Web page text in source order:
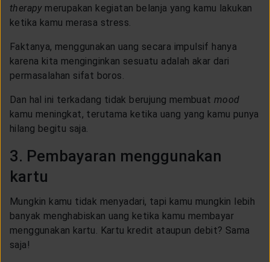
therapymerupakan kegiatan belanja yang kamu lakukan
ketika kamu merasa stress.
Faktanya, menggunakan uang secara impulsif hanya
karena kita menginginkan sesuatu adalah akar dari
permasalahan sifat boros.
Dan hal ini terkadang tidak berujung membuat mood
kamu meningkat, terutama ketika uang yang kamu punya
hilang begitu saja.
3. Pembayaran menggunakan
kartu
Mungkin kamu tidak menyadari, tapi kamu mungkin lebih
banyak menghabiskan uang ketika kamu membayar
menggunakan kartu. Kartu kredit ataupun debit? Sama
saja!